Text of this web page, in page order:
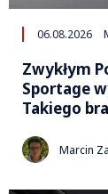
06.08.2026
Zwykłym
Sportage
Takiego
Marcin